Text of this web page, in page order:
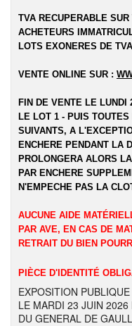
TVA RECUPERABLE
ACHETEURS
LOTS EXONERES DE
VENTE ONLINE SUR :
FIN DE VENTE LE LUNDI
LE LOT 1 - PUIS
SUIVANTS, A
ENCHERE PENDANT LA
PROLONGERA ALORS
PAR ENCHERE
N'EMPECHE PAS LA
AUCUNE AIDE
PAR AVE, EN CAS DE
RETRAIT DU BIEN
PIÈCE D'IDENTITÉ
EXPOSITION PUBLIQUE
LE MARDI 23 JUIN
DU GENERAL DE